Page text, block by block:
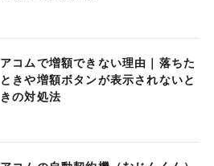
アコムで増額できない理由｜落ちた
ときや増額ボタンが表示されないと
きの対処法